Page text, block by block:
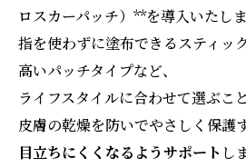
ロスカーパッチ）**を導入いたしま
指を使わずに塗布できるスティッ
高いパッチタイプなど、
ライフスタイルに合わせて選ぶこ
皮膚の乾燥を防いでやさしく保護
目立ちにくくなるようサポート し